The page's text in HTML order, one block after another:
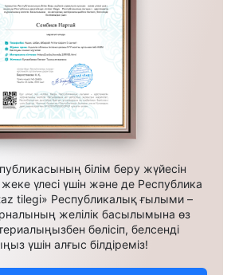
білім беру жүйесін
үлесі үшін және де Республика
tilegi» Республикалық ғылыми –
желілік басылымына өз
бөлісіп, белсенді
үшін алғыс білдіреміз!